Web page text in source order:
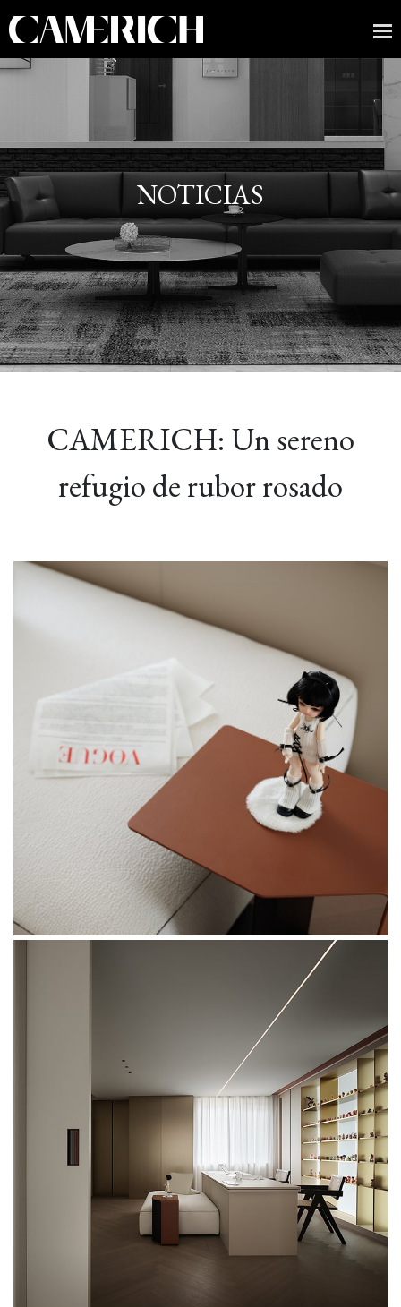
NOTICIAS
CAMERICH: Un sereno
refugio de rubor rosado